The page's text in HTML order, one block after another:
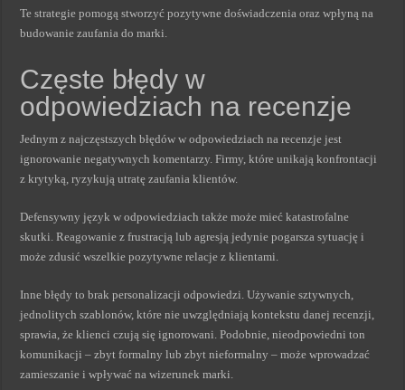
Te strategie pomogą stworzyć pozytywne doświadczenia oraz wpłyną na
budowanie zaufania do marki.
Częste błędy w
odpowiedziach na recenzje
Jednym z najczęstszych błędów w odpowiedziach na recenzje jest
ignorowanie negatywnych komentarzy. Firmy, które unikają konfrontacji
z krytyką, ryzykują utratę zaufania klientów.
Defensywny język w odpowiedziach także może mieć katastrofalne
skutki. Reagowanie z frustracją lub agresją jedynie pogarsza sytuację i
może zdusić wszelkie pozytywne relacje z klientami.
Inne błędy to brak personalizacji odpowiedzi. Używanie sztywnych,
jednolitych szablonów, które nie uwzględniają kontekstu danej recenzji,
sprawia, że klienci czują się ignorowani. Podobnie, nieodpowiedni ton
komunikacji – zbyt formalny lub zbyt nieformalny – może wprowadzać
zamieszanie i wpływać na wizerunek marki.